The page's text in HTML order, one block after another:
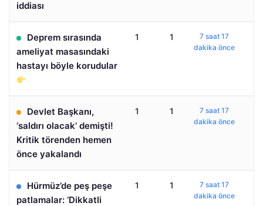
iddiası
Deprem sırasında
ameliyat masasındaki
hastayı böyle korudular
1 1
7 saat 17
dakika önce
Devlet Başkanı,
‘saldırı olacak’ demişti!
Kritik törenden hemen
önce yakalandı
1 1
7 saat 17
dakika önce
Hürmüz’de peş peşe
patlamalar: ‘Dikkatli
1 1
7 saat 17
dakika önce